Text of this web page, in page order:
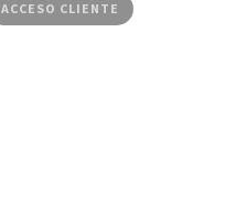
ACCESO CLIENTE